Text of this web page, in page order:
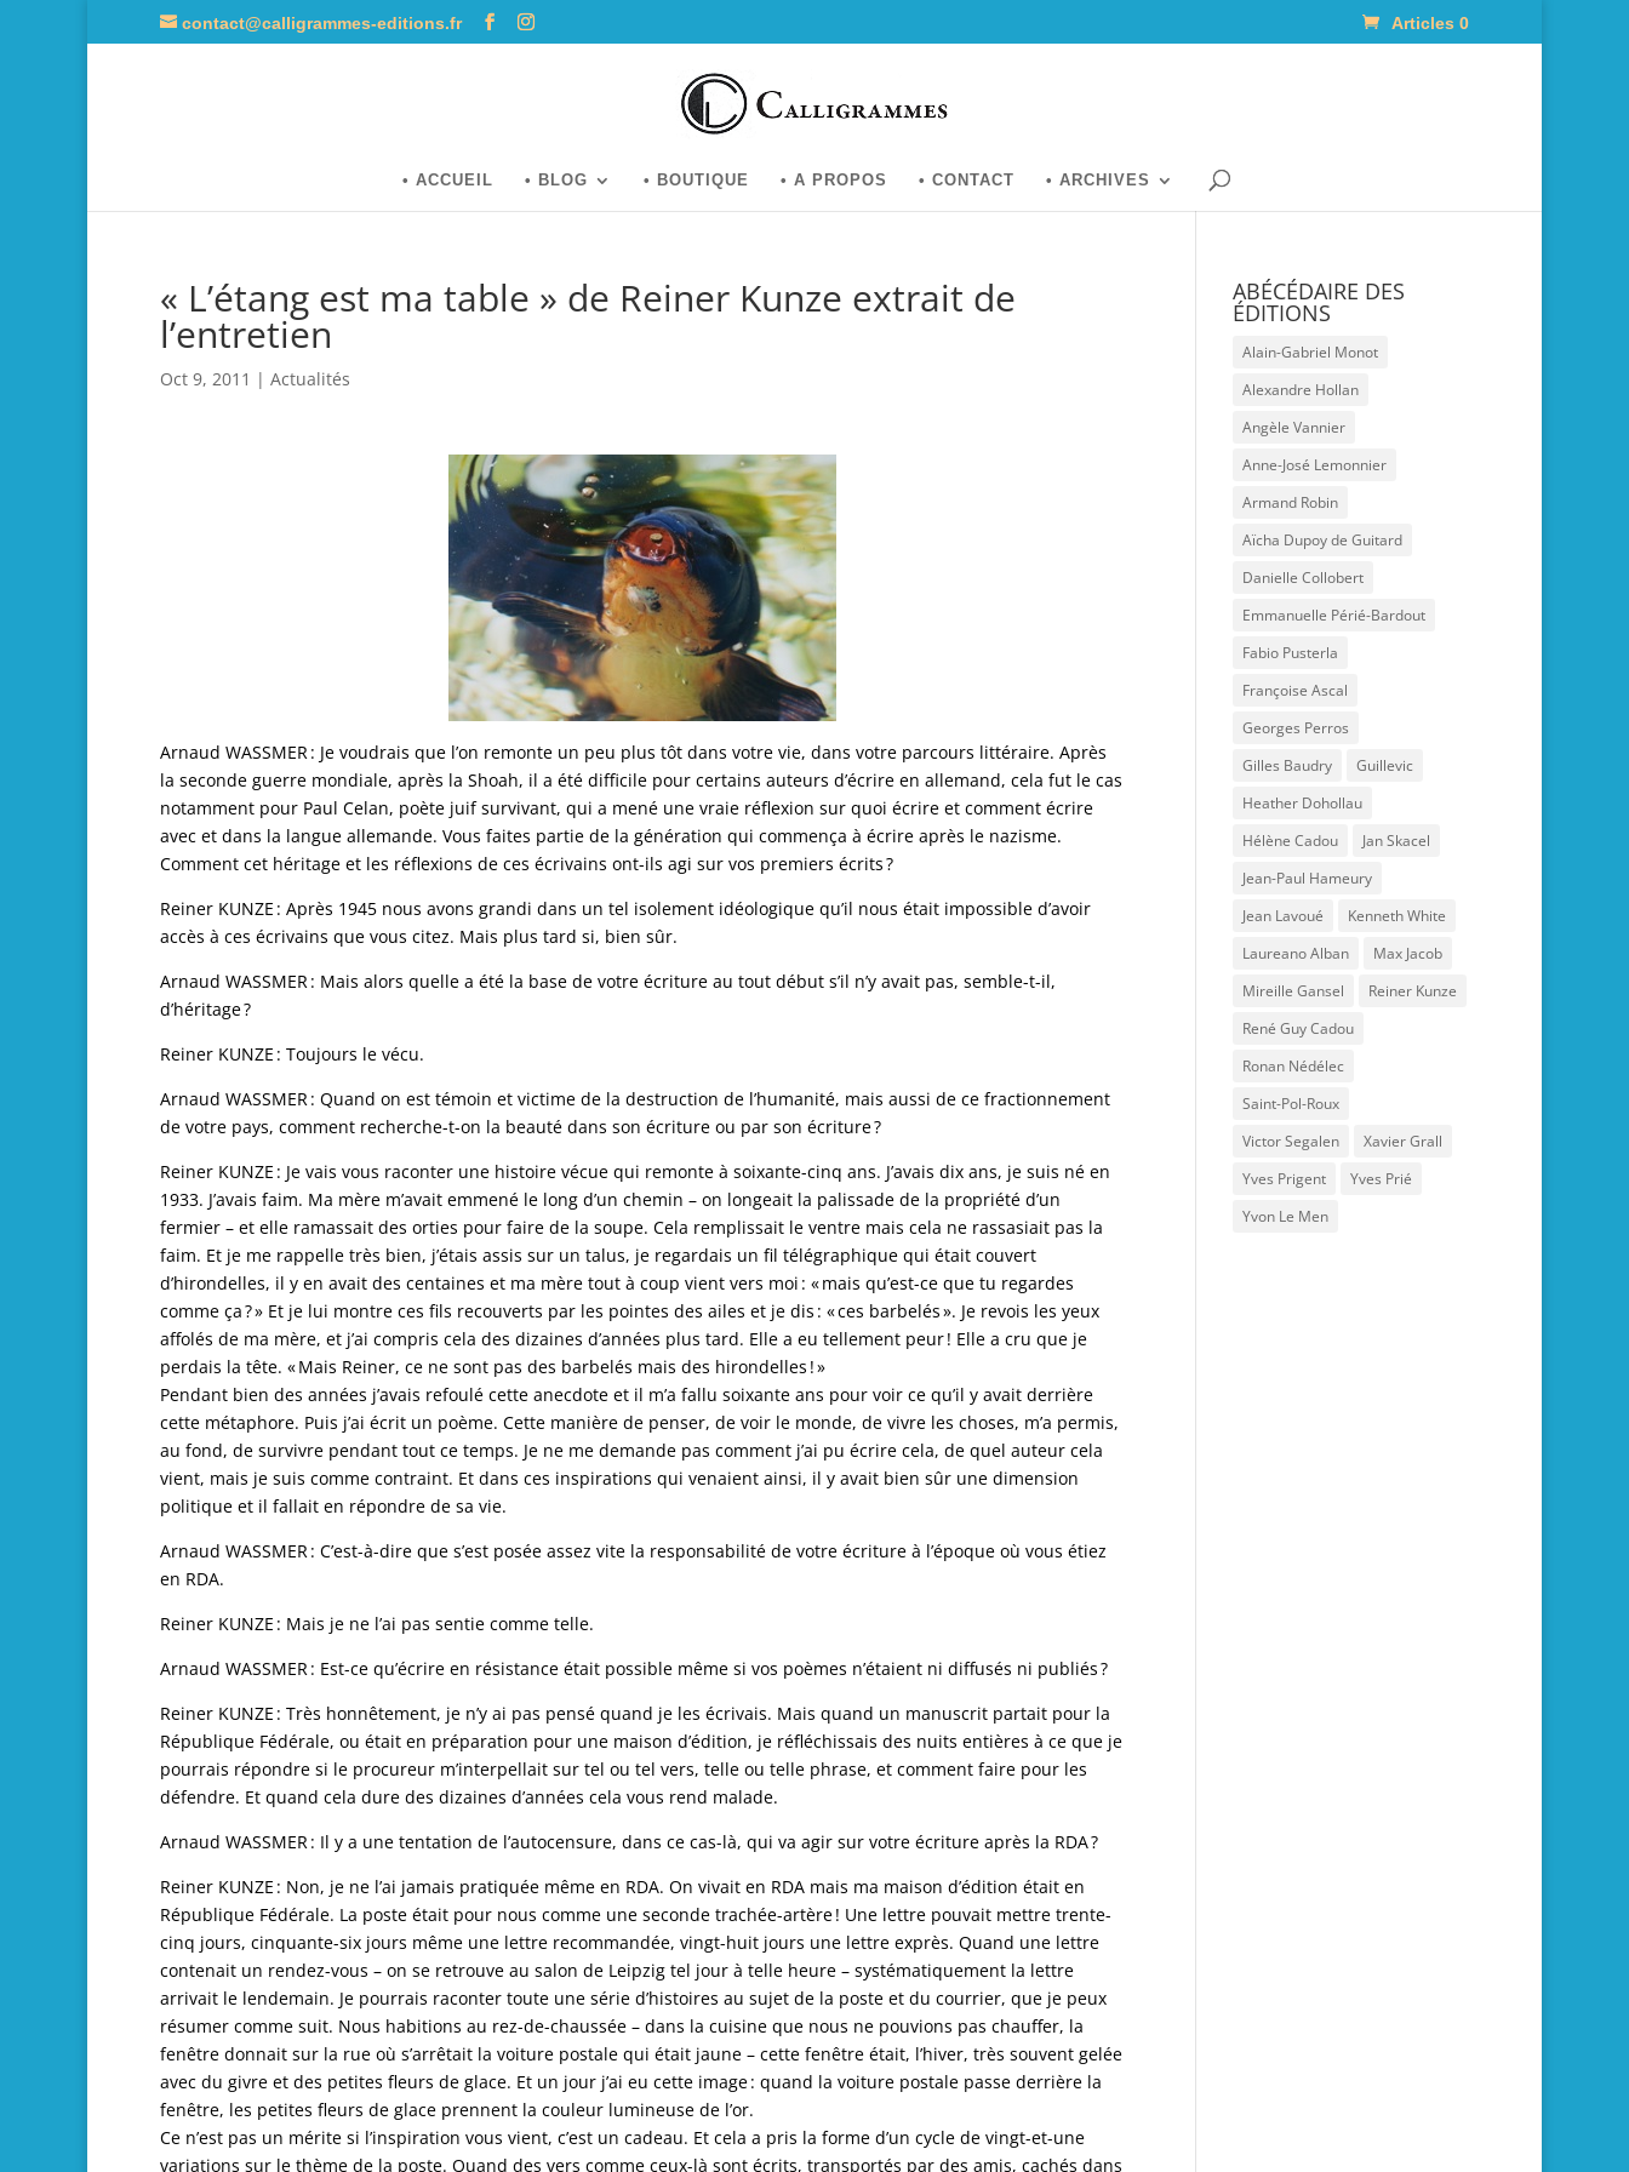
contact@calligrammes-editions.fr Articles 0
• ACCUEIL • BLOG • BOUTIQUE • A PROPOS • CONTACT • ARCHIVES
« L’étang est ma table » de Reiner Kunze extrait de
l’entretien
Oct 9, 2011 | Actualités
Arnaud WASSMER : Je voudrais que l’on remonte un peu plus tôt dans votre vie, dans votre parcours littéraire. Après
la seconde guerre mondiale, après la Shoah, il a été difficile pour certains auteurs d’écrire en allemand, cela fut le cas
notamment pour Paul Celan, poète juif survivant, qui a mené une vraie réflexion sur quoi écrire et comment écrire
avec et dans la langue allemande. Vous faites partie de la génération qui commença à écrire après le nazisme.
Comment cet héritage et les réflexions de ces écrivains ont-ils agi sur vos premiers écrits ?
Reiner KUNZE : Après 1945 nous avons grandi dans un tel isolement idéologique qu’il nous était impossible d’avoir
accès à ces écrivains que vous citez. Mais plus tard si, bien sûr.
Arnaud WASSMER : Mais alors quelle a été la base de votre écriture au tout début s’il n’y avait pas, semble-t-il,
d’héritage ?
Reiner KUNZE : Toujours le vécu.
Arnaud WASSMER : Quand on est témoin et victime de la destruction de l’humanité, mais aussi de ce fractionnement
de votre pays, comment­ recherche-t-on la beauté dans son écriture ou par son écriture ?
Reiner KUNZE : Je vais vous raconter une histoire vécue qui remonte à soixante-cinq ans. J’avais dix ans, je suis né en
1933. J’avais faim. Ma mère m’avait emmené le long d’un chemin – on longeait la palissade de la propriété d’un
fermier – et elle ramassait des orties pour faire de la soupe. Cela remplissait le ventre mais cela ne rassasiait pas la
faim. Et je me rappelle très bien, j’étais assis sur un talus, je regardais un fil télégraphique qui était couvert
d’hirondelles, il y en avait des centaines et ma mère tout à coup vient vers moi : « mais qu’est-ce que tu regardes
comme ça ? » Et je lui montre ces fils recouverts par les pointes des ailes et je dis : « ces barbelés ». Je revois les yeux
affolés de ma mère, et j’ai compris cela des dizaines d’années plus tard. Elle a eu tellement peur ! Elle a cru que je
perdais la tête. « Mais Reiner, ce ne sont pas des barbelés mais des hirondelles ! »
Pendant bien des années j’avais refoulé cette anecdote et il m’a fallu soixante ans pour voir ce qu’il y avait derrière
cette métaphore. Puis j’ai écrit un poème. Cette manière de penser, de voir le monde, de vivre les choses, m’a permis,
au fond, de survivre pendant tout ce temps. Je ne me demande pas comment j’ai pu écrire cela, de quel auteur cela
vient, mais je suis comme contraint. Et dans ces inspirations qui venaient ainsi, il y avait bien sûr une dimension
politique et il fallait en répondre de sa vie.
Arnaud WASSMER : C’est-à-dire que s’est posée assez vite la responsabilité de votre écriture à l’époque où vous étiez
en RDA.
Reiner KUNZE : Mais je ne l’ai pas sentie comme telle.
Arnaud WASSMER : Est-ce qu’écrire en résistance était possible même si vos poèmes n’étaient ni diffusés ni publiés ?
Reiner KUNZE : Très honnêtement, je n’y ai pas pensé quand je les écrivais. Mais quand un manuscrit partait pour la
République­ Fédérale, ou était en préparation pour une maison d’édition, je réfléchissais des nuits entières à ce que je
pourrais répondre si le procureur m’interpellait sur tel ou tel vers, telle ou telle phrase, et comment faire pour les
défendre. Et quand cela dure des dizaines d’années cela vous rend malade.
Arnaud WASSMER : Il y a une tentation de l’autocensure, dans ce cas-là, qui va agir sur votre écriture après la RDA ?
Reiner KUNZE : Non, je ne l’ai jamais pratiquée même en RDA. On vivait en RDA mais ma maison d’édition était en
République Fédérale. La poste était pour nous comme une seconde trachée-artère ! Une lettre pouvait mettre trente-
cinq jours, cinquante-six jours même une lettre recommandée, vingt-huit jours une lettre exprès. Quand une lettre
con­tenait un rendez-vous – on se retrouve au salon de Leipzig tel jour à telle heure – systématiquement la lettre
arrivait le lendemain. Je pourrais raconter toute une série d’histoires au sujet de la poste et du courrier, que je peux
résumer comme suit. Nous habitions au rez-de-chaussée – dans la cuisine que nous ne pouvions pas chauffer, la
fenêtre donnait sur la rue où s’arrêtait­ la voiture postale qui était jaune – cette fenêtre était, l’hiver, très souvent gelée
avec du givre et des petites fleurs de glace. Et un jour j’ai eu cette image : quand la voiture postale passe derrière la
fenêtre, les petites fleurs de glace prennent la couleur lumineuse de l’or.
Ce n’est pas un mérite si l’inspiration vous vient, c’est un cadeau. Et cela a pris la forme d’un cycle de vingt-et-une
variations sur le thème de la poste. Quand des vers comme ceux-là sont écrits, transportés par des amis, cachés dans
ABÉCÉDAIRE DES
ÉDITIONS
Alain-Gabriel Monot
Alexandre Hollan
Angèle Vannier
Anne-José Lemonnier
Armand Robin
Aïcha Dupoy de Guitard
Danielle Collobert
Emmanuelle Périé-Bardout
Fabio Pusterla
Françoise Ascal
Georges Perros
Gilles Baudry
Guillevic
Heather Dohollau
Hélène Cadou
Jan Skacel
Jean-Paul Hameury
Jean Lavoué
Kenneth White
Laureano Alban
Max Jacob
Mireille Gansel
Reiner Kunze
René Guy Cadou
Ronan Nédélec
Saint-Pol-Roux
Victor Segalen
Xavier Grall
Yves Prigent
Yves Prié
Yvon Le Men